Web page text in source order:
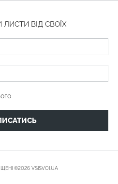
ВІД СВОЇХ
©2026 VSISVOI.UA